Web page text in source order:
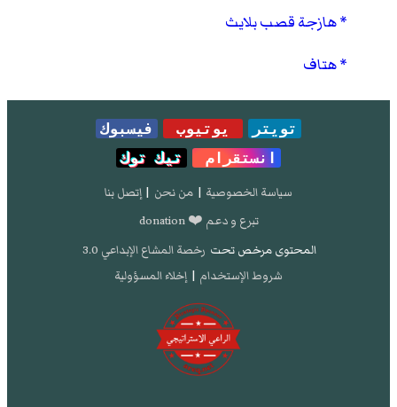
هازجة قصب بلايث
هتاف
تويتر يوتيوب
فيسبوك
انستقرام
تيك توك
سياسة الخصوصية | من نحن | إتصل بنا
تبرع و دعم ❤️ donation
المحتوى مرخص تحت رخصة المشاع الإبداعي 3.0
شروط الإستخدام | إخلاء المسؤولية